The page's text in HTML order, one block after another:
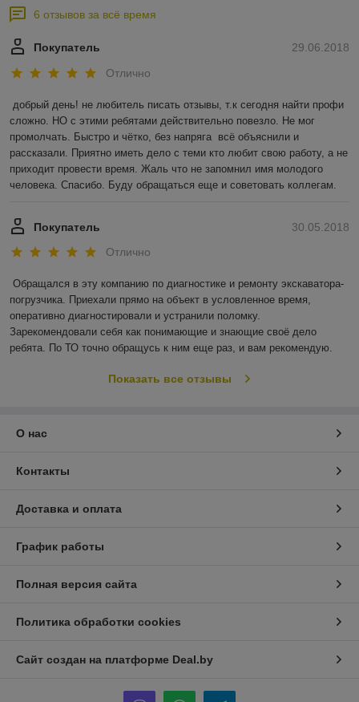
6 отзывов за всё время
29.06.2018
Покупатель
Отлично
добрый день! не любитель писать отзывы, т.к сегодня найти профи
сложно. НО с этими ребятами действительно повезло. Не мог
промолчать. Быстро и чётко, без напряга  всё объяснили и
рассказали. Приятно иметь дело с теми кто любит свою работу, а не
приходит провести время. Жаль что не запомнил имя молодого
человека. Спасибо. Буду обращаться еще и советовать коллегам.
30.05.2018
Покупатель
Отлично
Обращался в эту компанию по диагностике и ремонту экскаватора-
погрузчика. Приехали прямо на объект в условленное время,
оперативно диагностировали и устранили поломку.
Зарекомендовали себя как понимающие и знающие своё дело
ребята. По ТО точно обращусь к ним еще раз, и вам рекомендую.
Показать все отзывы
О нас
Контакты
Доставка и оплата
График работы
Полная версия сайта
Политика обработки cookies
Сайт создан на платформе Deal.by